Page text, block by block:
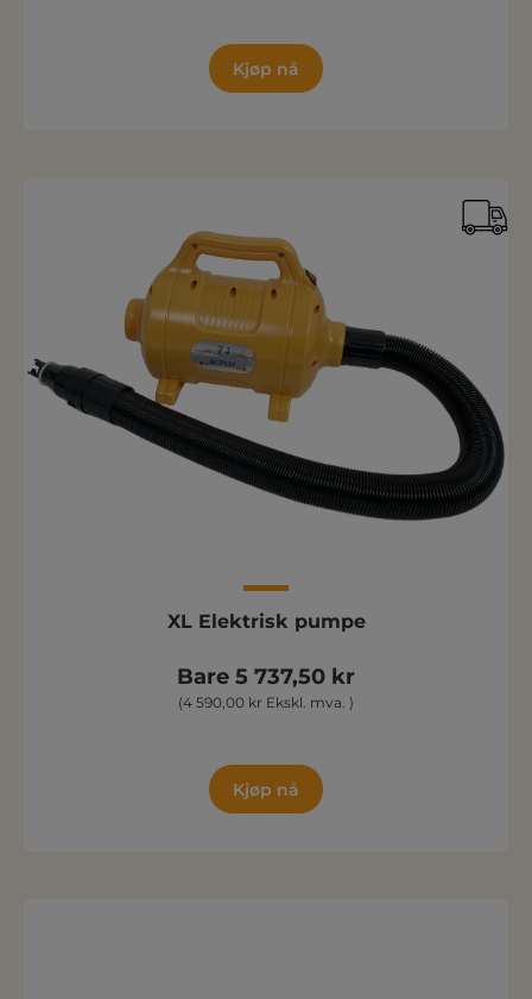
Kjøp nå
XL Elektrisk pumpe
Bare 5 737,50 kr
(4 590,00 kr Ekskl. mva. )
Kjøp nå